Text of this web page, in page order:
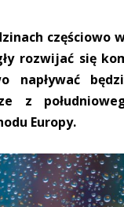
częściowo
rozwijać się
napływać
z
Europy.